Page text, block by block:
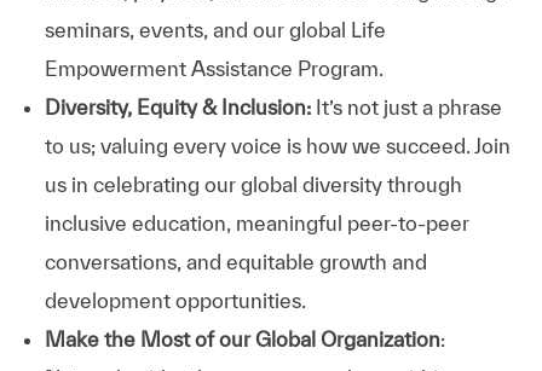
seminars, events, and our global Life
Empowerment Assistance Program.
Diversity, Equity & Inclusion: It’s not just a phrase
to us; valuing every voice is how we succeed. Join
us in celebrating our global diversity through
inclusive education, meaningful peer-to-peer
conversations, and equitable growth and
development opportunities.
Make the Most of our Global Organization: